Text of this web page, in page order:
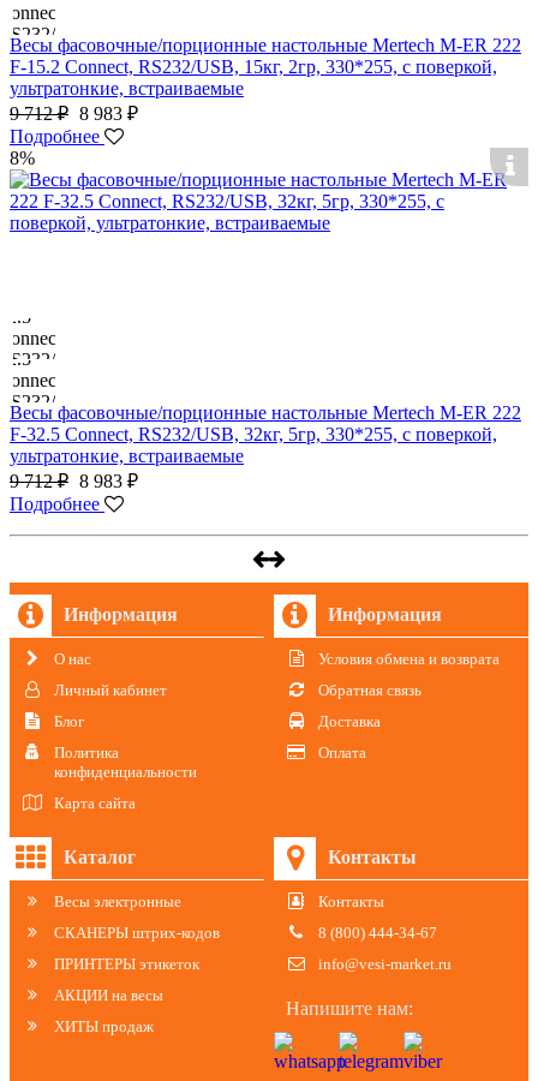
Весы фасовочные/порционные настольные Mertech M-ER 222
F-15.2 Connect, RS232/USB, 15кг, 2гр, 330*255, с поверкой,
ультратонкие, встраиваемые
9 712 ₽ 8 983 ₽
Подробнее
8%
Весы фасовочные/порционные настольные Mertech M-ER 222
F-32.5 Connect, RS232/USB, 32кг, 5гр, 330*255, с поверкой,
ультратонкие, встраиваемые
9 712 ₽ 8 983 ₽
Подробнее
Информация
О нас
Личный кабинет
Блог
Политика
конфиденциальности
Карта сайта
Информация
Условия обмена и возврата
Обратная связь
Доставка
Оплата
Каталог
Весы электронные
СКАНЕРЫ штрих-кодов
ПРИНТЕРЫ этикеток
АКЦИИ на весы
ХИТЫ продаж
Контакты
Контакты
8 (800) 444-34-67
info@vesi-market.ru
Напишите нам: